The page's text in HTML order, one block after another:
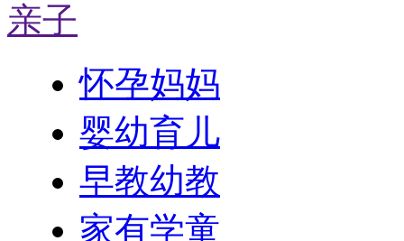
亲子
怀孕妈妈
婴幼育儿
早教幼教
家有学童